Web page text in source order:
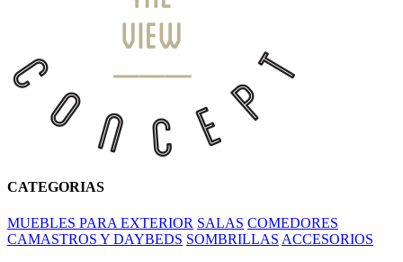
CATEGORIAS
MUEBLES PARA EXTERIOR SALAS COMEDORES
CAMASTROS Y DAYBEDS SOMBRILLAS ACCESORIOS